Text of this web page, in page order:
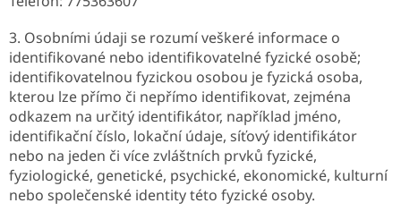
3. Osobními údaji se rozumí veškeré informace o
identifikované nebo identifikovatelné fyzické osobě;
identifikovatelnou fyzickou osobou je fyzická osoba,
kterou lze přímo či nepřímo identifikovat, zejména
odkazem na určitý identifikátor, například jméno,
identifikační číslo, lokační údaje, síťový identifikátor
nebo na jeden či více zvláštních prvků fyzické,
fyziologické, genetické, psychické, ekonomické, kulturní
nebo společenské identity této fyzické osoby.